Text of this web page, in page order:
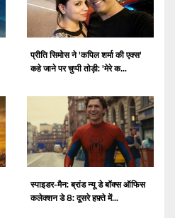
प्रीति सिमोस ने 'कपिल शर्मा की एक्स'
कहे जाने पर चुप्पी तोड़ी: 'मेरे क...
स्पाइडर-मैन: ब्रांड न्यू डे बॉक्स ऑफिस
कलेक्शन डे 8: दूसरे हफ़्ते में...